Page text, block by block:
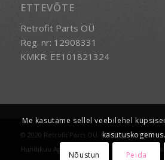
ETTEVÕTE
Retrofit Parts OÜ
Reg. nr: 12908331
KMKR: EE101821324
© 2020 Retrofit Parts OÜ. Kõik õigused
Hundikuu Agentuur
Enfold Theme by Kriesi
Me kasutame sellel veebilehel
Nõustun
Peida